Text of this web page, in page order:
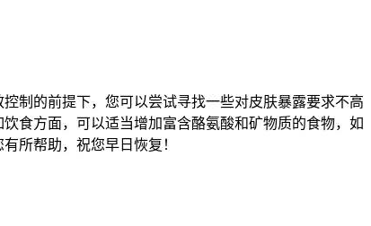
制的前提下，您可以尝试寻找一些对皮肤暴露要求不高
食方面，可以适当增加富含酪氨酸和矿物质的食物，如
所帮助，祝您早日恢复！